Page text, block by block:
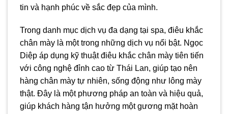
tin và hạnh phúc về sắc đẹp của mình.
Trong danh mục dịch vụ đa dạng tại spa, điêu khắc
chân mày là một trong những dịch vụ nổi bật. Ngọc
Diệp áp dụng kỹ thuật điêu khắc chân mày tiên tiến
với công nghệ đỉnh cao từ Thái Lan, giúp tạo nên
hàng chân mày tự nhiên, sống động như lông mày
thật. Đây là một phương pháp an toàn và hiệu quả,
giúp khách hàng tận hưởng một gương mặt hoàn